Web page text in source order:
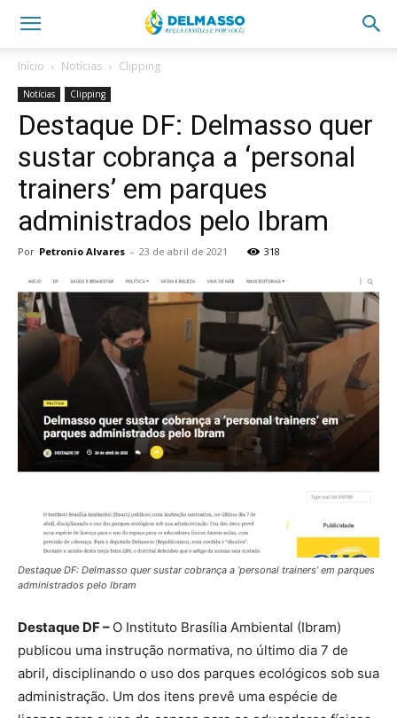
Início Notícias Clipping
Notícias Clipping
Destaque DF: Delmasso quer
sustar cobrança a ‘personal
trainers’ em parques
administrados pelo Ibram
Por Petronio Alvares - 23 de abril de 2021 318
Destaque DF: Delmasso quer sustar cobrança a ‘personal trainers’ em parques
administrados pelo Ibram
Destaque DF – O Instituto Brasília Ambiental (Ibram)
publicou uma instrução normativa, no último dia 7 de
abril, disciplinando o uso dos parques ecológicos sob sua
administração. Um dos itens prevê uma espécie de